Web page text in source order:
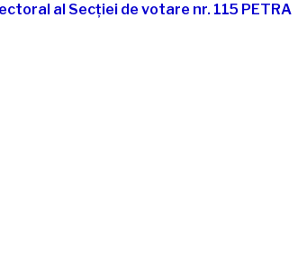
al Secției de votare nr. 115 PETRA